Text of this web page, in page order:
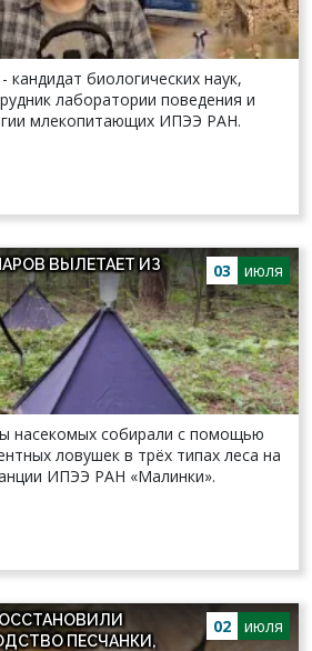
биологических наук,
лаборатории поведения и
млекопитающих ИПЭЭ РАН.
03 июля
ВЫЛЕТАЕТ ИЗ
насекомых собирали с помощью
ловушек в трёх типах леса на
ИПЭЭ РАН «Малинки».
02 июля
ПЕСЧАНКИ,